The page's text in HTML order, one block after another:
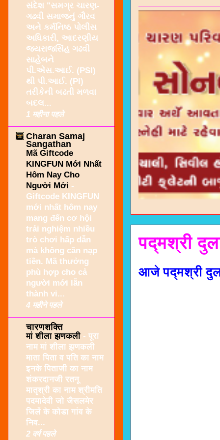
पद्मश्री
आजेपद्मश्री
સંદેશ "સમગ્ર ચારણ-
ગઢવી સમાજનું ગૌરવ
અને કર્મનિષ્ઠ પોલીસ
અધિકારી, આદરણીય
જયરાજસિંહ ગઢવી
સાહેબને
પી.એસ.આઈ. (PSI)
થી પી.આઈ. (PI)
તરીકેની બઢતી મળવા
બદલ...
1 महीना पहले
Charan Samaj
Sangathan
Mã Giftcode
KINGFUN Mới Nhất
Hôm Nay Cho
Người Mới -
Giftcode KINGFUN
mới nhất hôm nay
mang đến cơ hội
trải nghiệm nhiều
trò chơi hấp dẫn
mà không cần nạp
tiền. Mã thưởng
phù hợp cho cả
người mới lẫn
thành vi...
4 महीने पहले
चारणशक्ति
मां शीला झणकली - पूरा
नाम मां शीला झणकली
माता पिता व पति का नाम
इनके पिताजी का नाम
शंकरदानजी रतनू
मातृश्री का नाम श्रीमति
पदमादेवी जो जैसलमेर
जिलें के कोडा गांव के
निव...
2 वर्ष पहले